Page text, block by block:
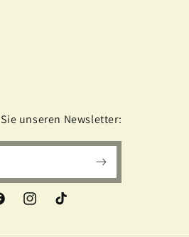
unseren Newsletter:
InstagramTikTok